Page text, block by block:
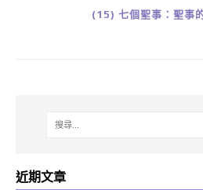
(15) 七個聖事：聖事
近期文章